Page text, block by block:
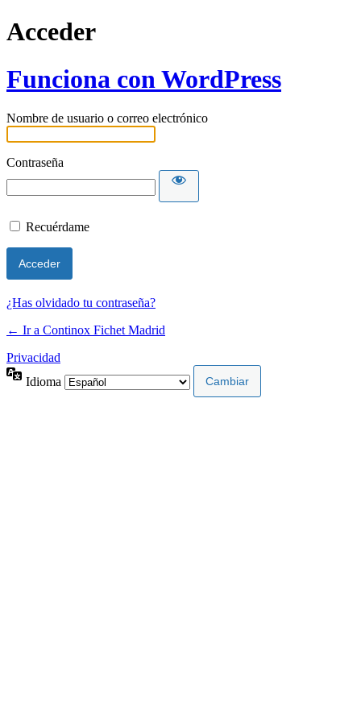
Acceder
Funciona con WordPress
Nombre de usuario o correo electrónico
Contraseña
Recuérdame
¿Has olvidado tu contraseña?
← Ir a Continox Fichet Madrid
Privacidad
Idioma